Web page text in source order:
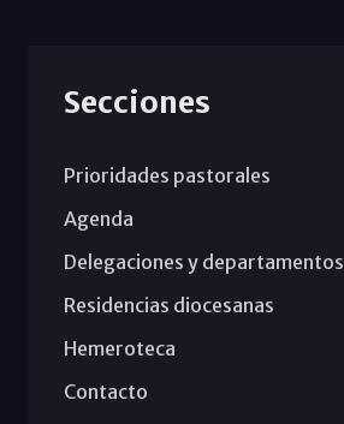
Secciones
Prioridades pastorales
Agenda
Delegaciones y departamentos
Residencias diocesanas
Hemeroteca
Contacto